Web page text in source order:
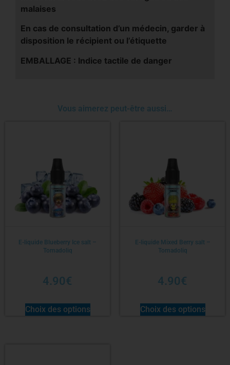
malaises
En cas de consultation d’un médecin, garder à
disposition le récipient ou l’étiquette
EMBALLAGE : Indice tactile de danger
Vous aimerez peut-être aussi…
E-liquide Blueberry Ice salt –
Tornadoliq
4.90€
Choix des options
E-liquide Mixed Berry salt –
Tornadoliq
4.90€
Choix des options